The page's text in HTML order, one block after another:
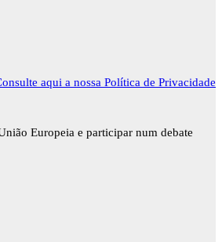
aqui a nossa Política de Privacidade
Europeia e participar num debate